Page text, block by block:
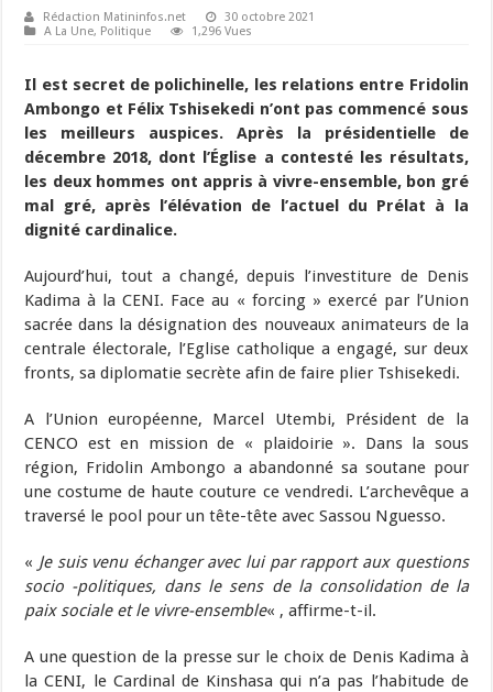
Rédaction Matininfos.net
30 octobre 2021
A La Une, Politique 1,296 Vues
Il est secret de polichinelle, les relations entre Fridolin
Ambongo et Félix Tshisekedi n’ont pas commencé sous
les meilleurs auspices. Après la présidentielle de
décembre 2018, dont l’Église a contesté les résultats,
les deux hommes ont appris à vivre-ensemble, bon gré
mal gré, après l’élévation de l’actuel du Prélat à la
dignité cardinalice.
Aujourd’hui, tout a changé, depuis l’investiture de Denis
Kadima à la CENI. Face au « forcing » exercé par l’Union
sacrée dans la désignation des nouveaux animateurs de la
centrale électorale, l’Eglise catholique a engagé, sur deux
fronts, sa diplomatie secrète afin de faire plier Tshisekedi.
A l’Union européenne, Marcel Utembi, Président de la
CENCO est en mission de « plaidoirie ». Dans la sous
région, Fridolin Ambongo a abandonné sa soutane pour
une costume de haute couture ce vendredi. L’archevêque a
traversé le pool pour un tête-tête avec Sassou Nguesso.
« Je suis venu échanger avec lui par rapport aux questions
socio -politiques, dans le sens de la consolidation de la
paix sociale et le vivre-ensemble« , affirme-t-il.
A une question de la presse sur le choix de Denis Kadima à
la CENI, le Cardinal de Kinshasa qui n’a pas l’habitude de